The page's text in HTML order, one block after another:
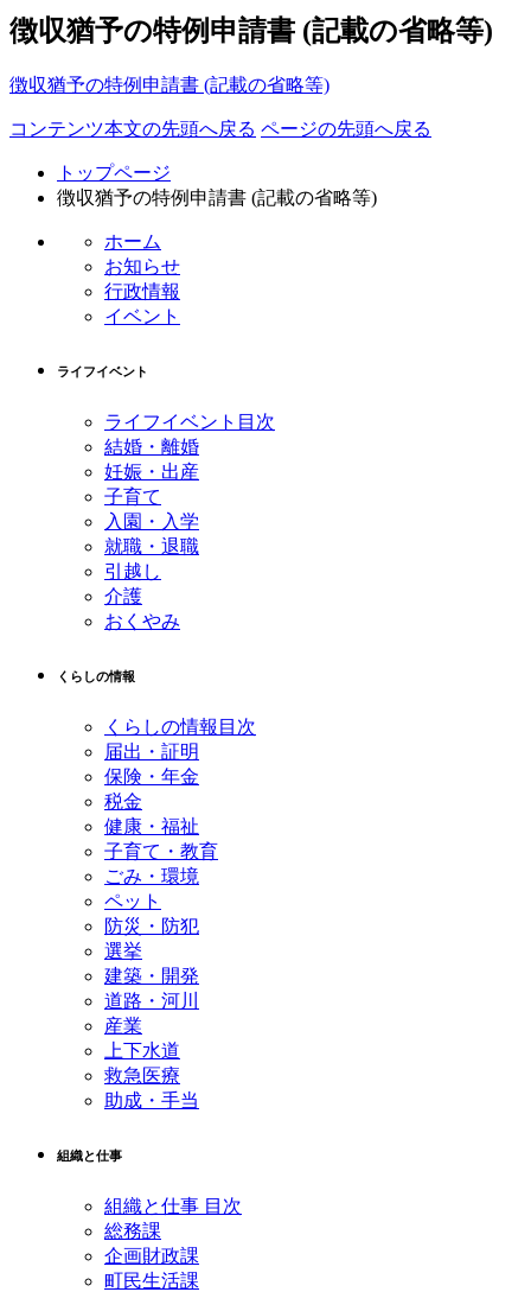
徴収猶予の特例申請書 (記載の省略等)
徴収猶予の特例申請書 (記載の省略等)
コンテンツ本文の先頭へ戻る ページの先頭へ戻る
トップページ
徴収猶予の特例申請書 (記載の省略等)
ホーム
お知らせ
行政情報
イベント
ライフイベント
ライフイベント目次
結婚・離婚
妊娠・出産
子育て
入園・入学
就職・退職
引越し
介護
おくやみ
くらしの情報
くらしの情報目次
届出・証明
保険・年金
税金
健康・福祉
子育て・教育
ごみ・環境
ペット
防災・防犯
選挙
建築・開発
道路・河川
産業
上下水道
救急医療
助成・手当
組織と仕事
組織と仕事 目次
総務課
企画財政課
町民生活課